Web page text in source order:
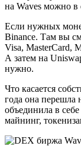
на Waves можно в
Если нужных
Binance. Там вы
Visa, MasterCard,
А затем на
нужно.
Что касается
года она перешла
объединила в
майнинг,